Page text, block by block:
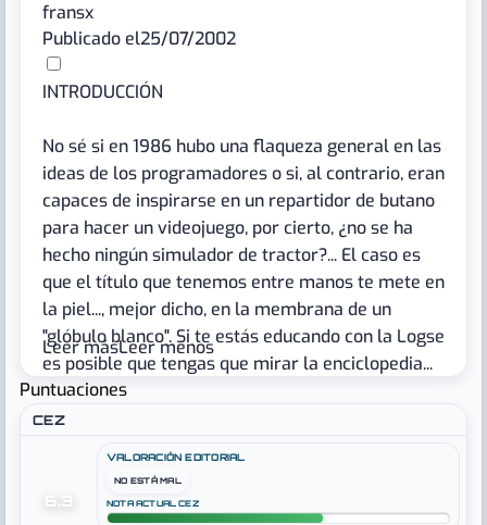
fransx
Publicado el25/07/2002
INTRODUCCIÓN
No sé si en 1986 hubo una flaqueza general en las
ideas de los programadores o si, al contrario, eran
capaces de inspirarse en un repartidor de butano
para hacer un videojuego, por cierto, ¿no se ha
hecho ningún simulador de tractor?... El caso es
que el título que tenemos entre manos te mete en
la piel..., mejor dicho, en la membrana de un
"glóbulo blanco". Si te estás educando con la Logse
es posible que tengas que mirar la enciclopedia...
Sí hombre, esos diccionarios en los que sólo
encuentras la Z en el último tomo... ¿Cómo? ¿Que
Leer másLeer menos
Puntuaciones
CEZ
6.3
VALORACIÓN EDITORIAL
NO ESTÁ MAL
NOTA ACTUAL CEZ